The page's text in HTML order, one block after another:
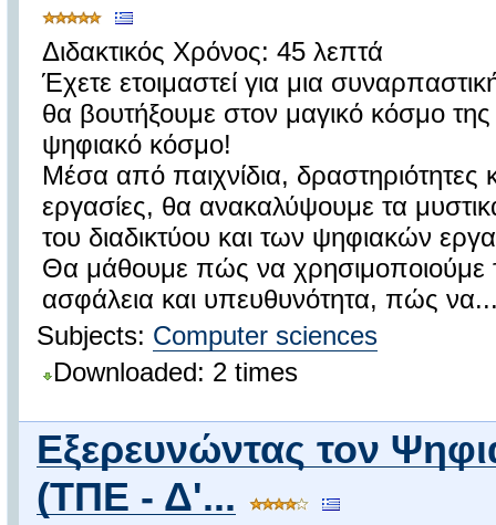
Διδακτικός Χρόνος: 45 λεπτά
Έχετε ετοιμαστεί για μια
θα βουτήξουμε στον μαγικό κόσμο της
ψηφιακό κόσμο!
Μέσα από παιχνίδια, δραστηριότητες
εργασίες, θα ανακαλύψουμε τα
του διαδικτύου και των ψηφιακών
Θα μάθουμε πώς να χρησιμοποιούμε
ασφάλεια και υπευθυνότητα, πώς
Subjects: Computer sciences
Downloaded: 2 times
Εξερευνώντας τον
(ΤΠΕ - Δ'...